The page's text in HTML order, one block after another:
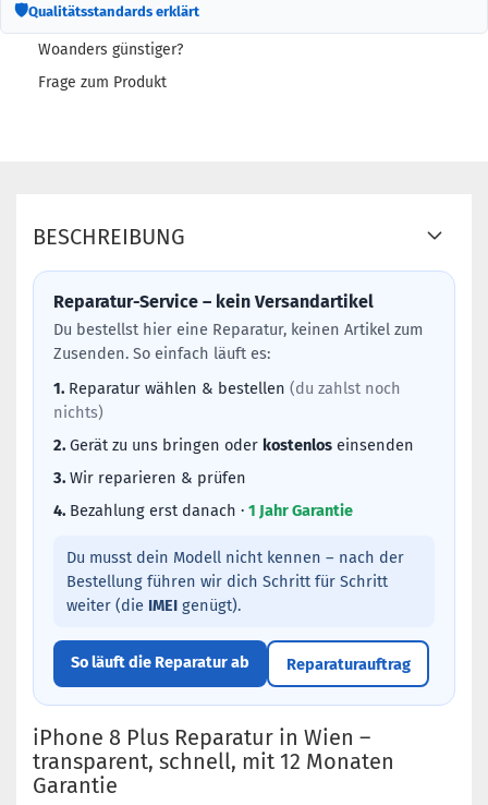
🛡Qualitätsstandards erklärt
Woanders günstiger?
Frage zum Produkt
BESCHREIBUNG
Reparatur-Service – kein Versandartikel
Du bestellst hier eine Reparatur, keinen Artikel zum
Zusenden. So einfach läuft es:
1. Reparatur wählen & bestellen (du zahlst noch
nichts)
2. Gerät zu uns bringen oder kostenlos einsenden
3. Wir reparieren & prüfen
4. Bezahlung erst danach · 1 Jahr Garantie
Du musst dein Modell nicht kennen – nach der
Bestellung führen wir dich Schritt für Schritt
weiter (die IMEI genügt).
So läuft die Reparatur ab Reparaturauftrag
iPhone 8 Plus Reparatur in Wien –
transparent, schnell, mit 12 Monaten
Garantie